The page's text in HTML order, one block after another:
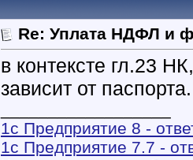
Re: Уплата НДФЛ и
в контексте гл.23
зависит от паспорта.
1с Предприятие 8 -
1с Предприятие 7.7 -